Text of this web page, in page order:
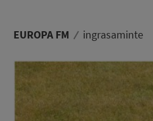
EUROPA FM ingrasaminte
PODCAST
ASCULTĂ LIVE